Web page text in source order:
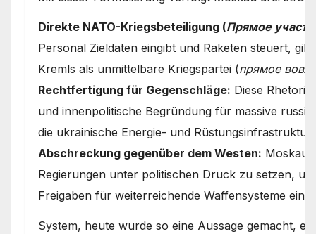
Direkte NATO-Kriegsbeteiligung (Прямое
Personal Zieldaten eingibt und Raketen steuert, gilt
Kremls als unmittelbare Kriegspartei (прямое
Rechtfertigung für Gegenschläge: Diese
und innenpolitische Begründung für massive
die ukrainische Energie- und Rüstungsinfrastruktur.
Abschreckung gegenüber dem Westen: Moskau
Regierungen unter politischen Druck zu setzen,
Freigaben für weiterreichende Waffensysteme
System, heute wurde so eine Aussage gemacht,